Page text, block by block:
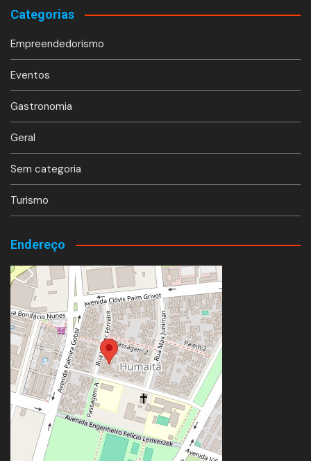
Categorias
Empreendedorismo
Eventos
Gastronomia
Geral
Sem categoria
Turismo
Endereço